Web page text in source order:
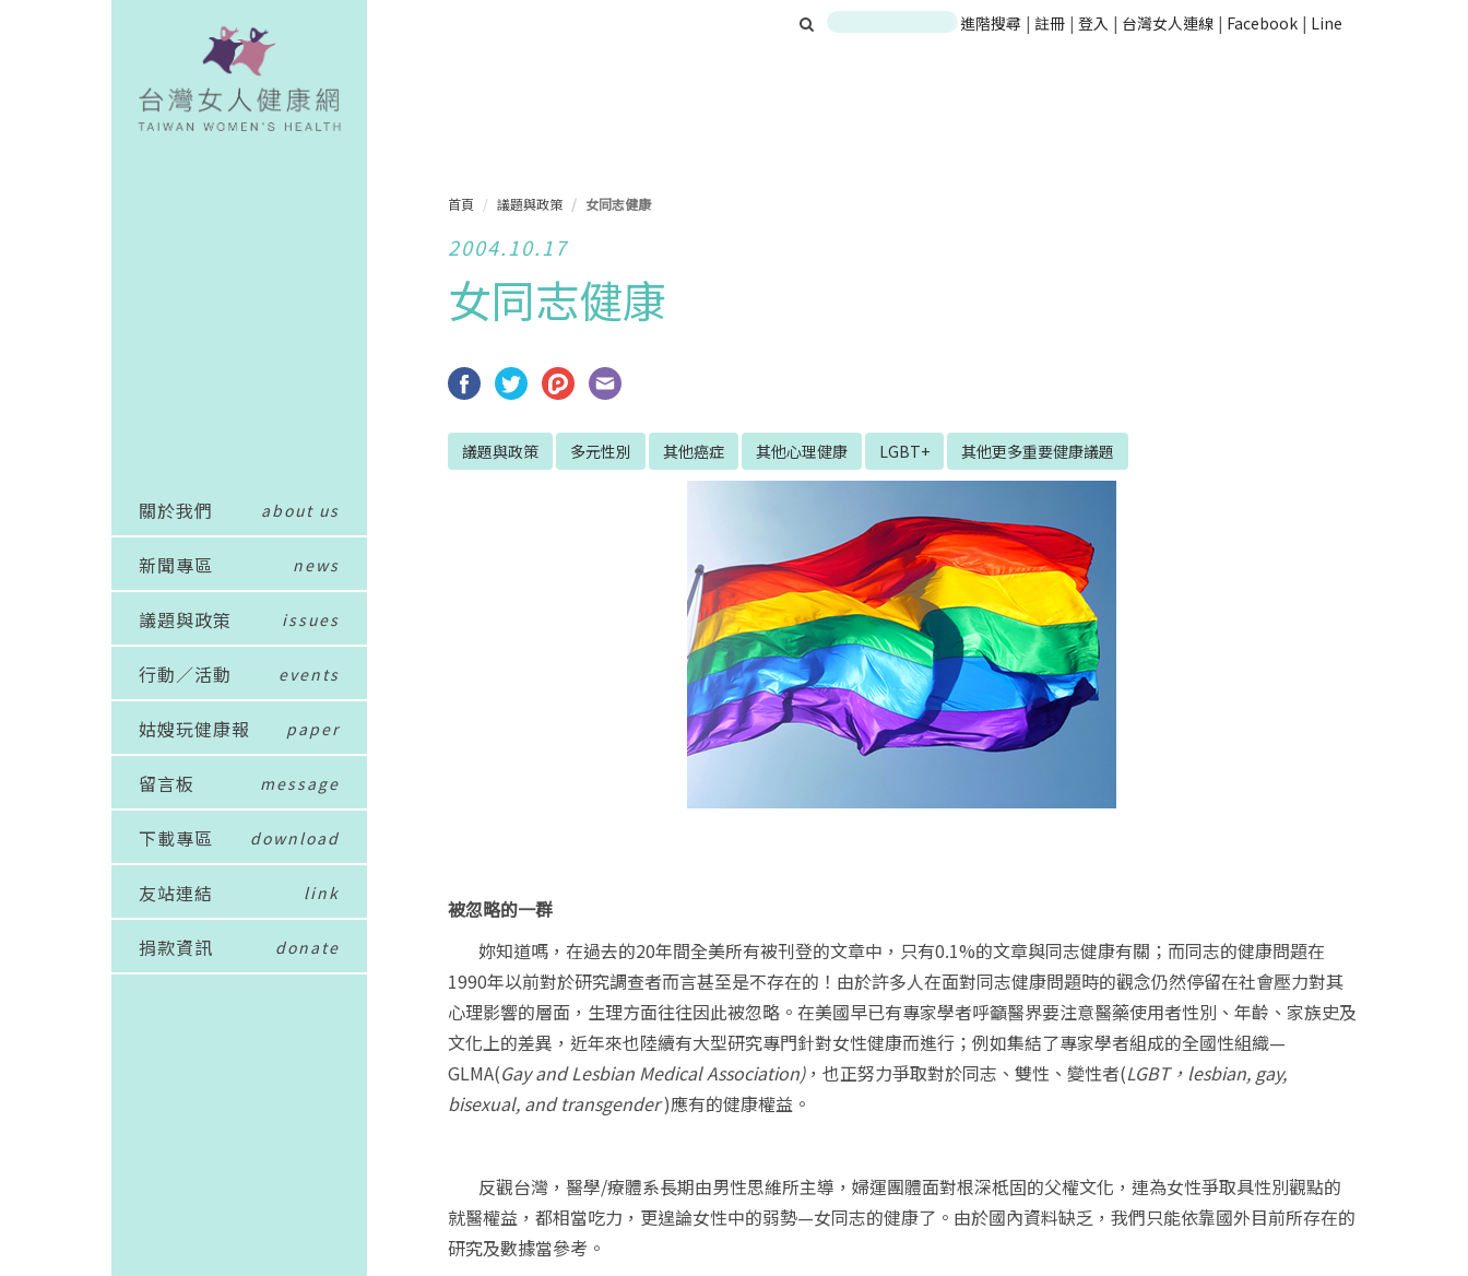
進階搜尋 | 註冊 | 登入 | 台灣女人連線 | Facebook | Line
關於我們 about us
新聞專區 news
議題與政策 issues
行動／活動 events
姑嫂玩健康報 paper
留言板 message
下載專區 download
友站連結 link
捐款資訊 donate
首頁 議題與政策 女同志健康
2004.10.17
女同志健康
議題與政策 多元性別 其他癌症 其他心理健康 LGBT+ 其他更多重要健康議題
被忽略的一群
妳知道嗎，在過去的20年間全美所有被刊登的文章中，只有0.1%的文章與同志健康有關；而同志的健康問題在
1990年以前對於研究調查者而言甚至是不存在的！由於許多人在面對同志健康問題時的觀念仍然停留在社會壓力對其
心理影響的層面，生理方面往往因此被忽略。在美國早已有專家學者呼籲醫界要注意醫藥使用者性別、年齡、家族史及
文化上的差異，近年來也陸續有大型研究專門針對女性健康而進行；例如集結了專家學者組成的全國性組織—
GLMA(Gay and Lesbian Medical Association)，也正努力爭取對於同志、雙性、變性者(LGBT， lesbian, gay,
bisexual, and transgender)應有的健康權益。
反觀台灣，醫學/療體系長期由男性思維所主導，婦運團體面對根深柢固的父權文化，連為女性爭取具性別觀點的
就醫權益，都相當吃力，更遑論女性中的弱勢—女同志的健康了。由於國內資料缺乏，我們只能依靠國外目前所存在的
研究及數據當參考。